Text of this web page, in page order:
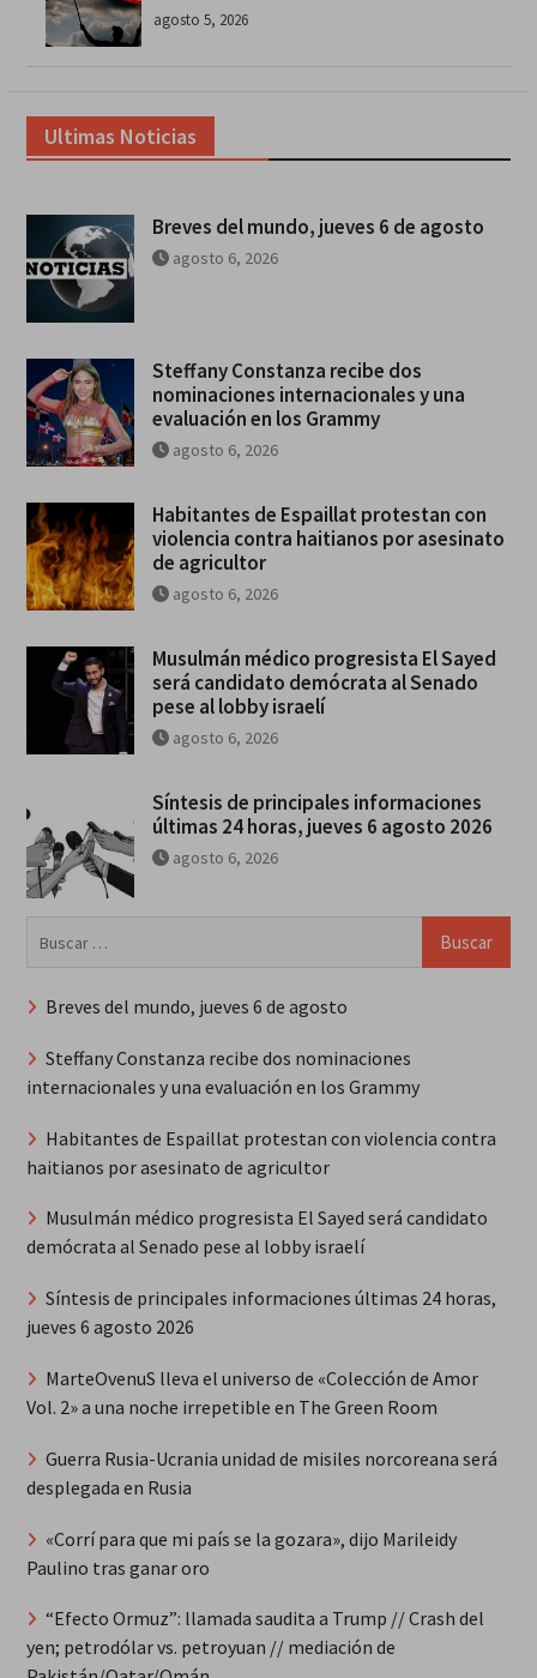
agosto 5, 2026
Ultimas Noticias
Breves del mundo, jueves 6 de agosto
agosto 6, 2026
Steffany Constanza recibe dos
nominaciones internacionales y una
evaluación en los Grammy
agosto 6, 2026
Habitantes de Espaillat protestan con
violencia contra haitianos por asesinato
de agricultor
agosto 6, 2026
Musulmán médico progresista El Sayed
será candidato demócrata al Senado
pese al lobby israelí
agosto 6, 2026
Síntesis de principales informaciones
últimas 24 horas, jueves 6 agosto 2026
agosto 6, 2026
Breves del mundo, jueves 6 de agosto
Steffany Constanza recibe dos nominaciones
internacionales y una evaluación en los Grammy
Habitantes de Espaillat protestan con violencia contra
haitianos por asesinato de agricultor
Musulmán médico progresista El Sayed será candidato
demócrata al Senado pese al lobby israelí
Síntesis de principales informaciones últimas 24 horas,
jueves 6 agosto 2026
MarteOvenuS lleva el universo de «Colección de Amor
Vol. 2» a una noche irrepetible en The Green Room
Guerra Rusia-Ucrania unidad de misiles norcoreana será
desplegada en Rusia
«Corrí para que mi país se la gozara», dijo Marileidy
Paulino tras ganar oro
“Efecto Ormuz”: llamada saudita a Trump // Crash del
yen; petrodólar vs. petroyuan // mediación de